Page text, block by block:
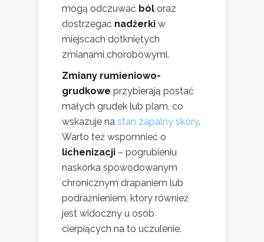
mogą odczuwać ból oraz
dostrzegać nadżerki w
miejscach dotkniętych
zmianami chorobowymi.
Zmiany rumieniowo-
grudkowe przybierają postać
małych grudek lub plam, co
wskazuje na stan zapalny skóry.
Warto też wspomnieć o
lichenizacji – pogrubieniu
naskórka spowodowanym
chronicznym drapaniem lub
podrażnieniem, który również
jest widoczny u osób
cierpiących na to uczulenie.